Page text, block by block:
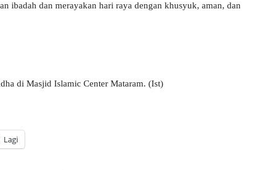
ibadah dan merayakan hari raya dengan khusyuk, aman, dan
di Masjid Islamic Center Mataram. (Ist)
Lagi